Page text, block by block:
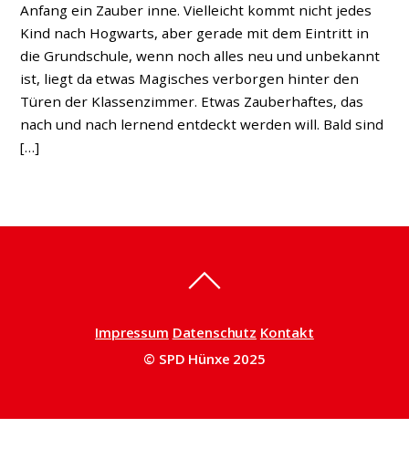
Anfang ein Zauber inne. Vielleicht kommt nicht jedes
Kind nach Hogwarts, aber gerade mit dem Eintritt in
die Grundschule, wenn noch alles neu und unbekannt
ist, liegt da etwas Magisches verborgen hinter den
Türen der Klassenzimmer. Etwas Zauberhaftes, das
nach und nach lernend entdeckt werden will. Bald sind
[…]
Impressum Datenschutz Kontakt
© SPD Hünxe 2025